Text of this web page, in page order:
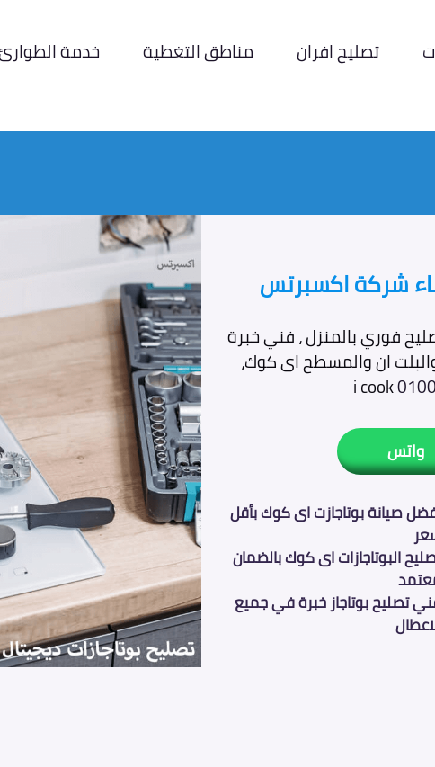
تصليح افران مناطق التغطية خدمة
شركة اكسبرتس
فوري بالمنزل ، فني خبرة
ان والمسطح اى كوك،
واتس
صيانة بوتاجازت اى كوك بأقل
البوتاجازات اى كوك بالضمان
تصليح بوتاجاز خبرة في جميع